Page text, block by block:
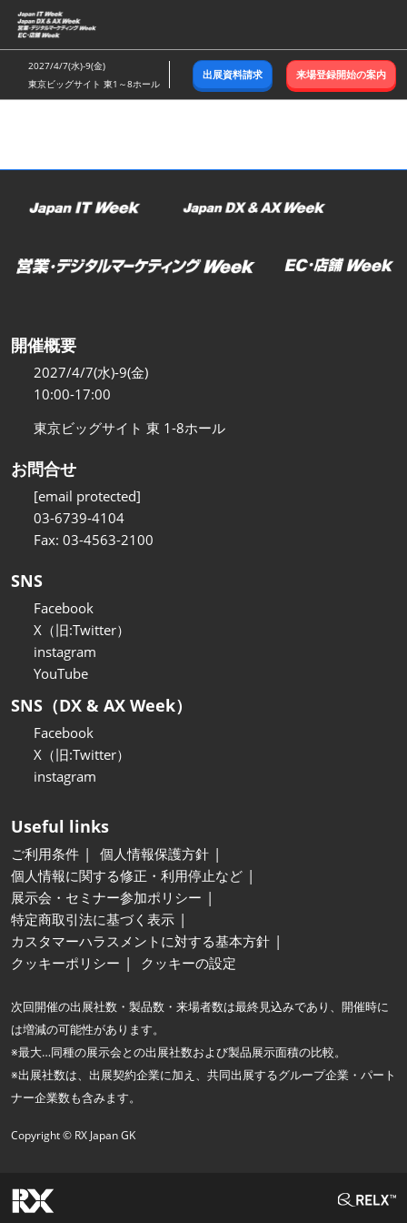
ス
キ
ッ
し
む
2027/4/7(水)-9(金)
東京ビッグサイト 東1～8ホール
出展資料請求 来場登録開始の案内
開催概要
2027/4/7(水)-9(金)
10:00-17:00
東京ビッグサイト 東 1-8ホール
お問合せ
[email protected]
03-6739-4104
Fax: 03-4563-2100
SNS
Facebook
X（旧:Twitter）
instagram
YouTube
SNS（DX & AX Week）
Facebook
X（旧:Twitter）
instagram
Useful links
ご利用条件
個人情報保護方針
個人情報に関する修正・利用停止など
展示会・セミナー参加ポリシー
特定商取引法に基づく表示
カスタマーハラスメントに対する基本方針
クッキーポリシー
クッキーの設定
次回開催の出展社数・製品数・来場者数は最終見込みであり、開催時に
は増減の可能性があります。
※最大…同種の展示会との出展社数および製品展示面積の比較。
※出展社数は、出展契約企業に加え、共同出展するグループ企業・パート
ナー企業数も含みます。
Copyright © RX Japan GK